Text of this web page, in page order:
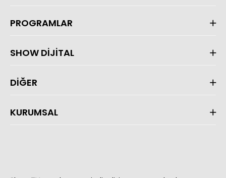
PROGRAMLAR
SHOW DİJİTAL
DİĞER
KURUMSAL